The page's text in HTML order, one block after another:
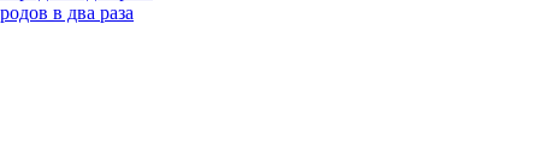
в два раза